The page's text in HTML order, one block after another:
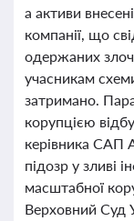
а активи
компанії, що
одержаних
учасникам
затримано.
корупцією
керівника САП
підозр у зливі
масштабної
Верховний Суд